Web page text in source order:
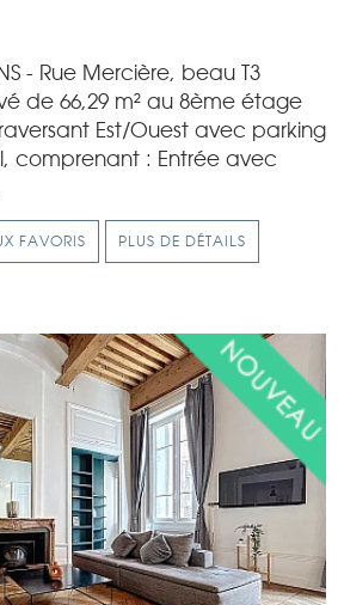
- Rue Mercière, beau T3
de 66,29 m² au 8ème étage
Est/Ouest avec parking
comprenant : Entrée avec
FAVORIS PLUS DE DÉTAILS